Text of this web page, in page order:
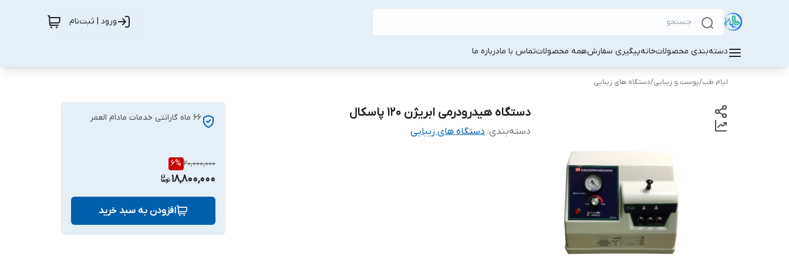
ورود | ثبت‌نام
دسته‌بندی محصولاتخانهپیگیری سفارشهمه محصولاتتماس با مادرباره ما
لیام طب/پوست و زیبایی/دستگاه های زیبایی
دستگاه هیدرودرمی ابریژن 120 پاسکال
دسته‌بندی: دستگاه های زیبایی
66 ماه گارانتی خدمات مادام العمر
20,000,000
6%
18,800,000
افزودن به سبد خرید